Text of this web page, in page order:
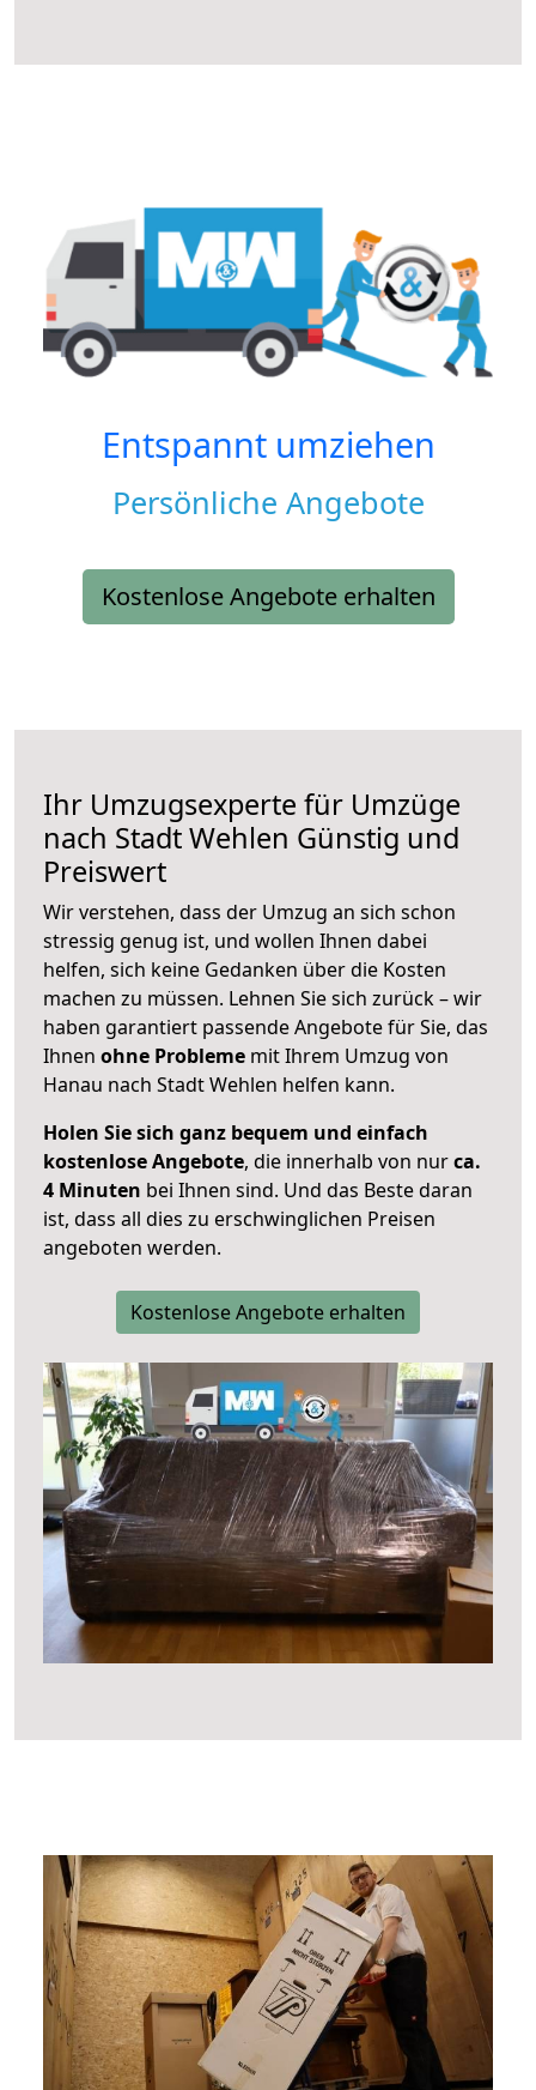
Entspannt umziehen
Persönliche Angebote
Kostenlose Angebote erhalten
Ihr Umzugsexperte für Umzüge
nach Stadt Wehlen Günstig und
Preiswert
Wir verstehen, dass der Umzug an sich schon
stressig genug ist, und wollen Ihnen dabei
helfen, sich keine Gedanken über die Kosten
machen zu müssen. Lehnen Sie sich zurück – wir
haben garantiert passende Angebote für Sie, das
Ihnen ohne Probleme mit Ihrem Umzug von
Hanau nach Stadt Wehlen helfen kann.
Holen Sie sich ganz bequem und einfach
kostenlose Angebote, die innerhalb von nurca.
4 Minuten bei Ihnen sind. Und das Beste daran
ist, dass all dies zu erschwinglichen Preisen
angeboten werden.
Kostenlose Angebote erhalten